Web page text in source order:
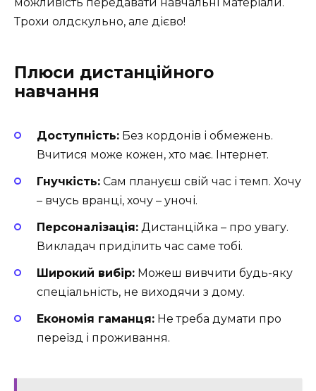
Трохи олдскульно, але дієво!
Плюси дистанційного
навчання
Доступність: Без кордонів і обмежень.
Вчитися може кожен, хто має. Інтернет.
Гнучкість: Сам плануєш свій час і темп. Хочу
– вчусь вранці, хочу – уночі.
Персоналізація: Дистанційка – про увагу.
Викладач приділить час саме тобі.
Широкий вибір: Можеш вивчити будь-яку
спеціальність, не виходячи з дому.
Економія гаманця: Не треба думати про
переїзд і проживання.